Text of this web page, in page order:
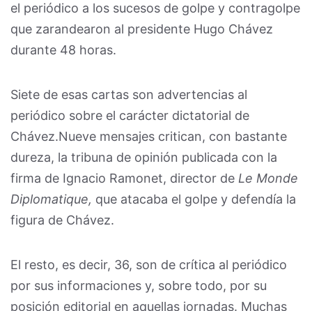
el periódico a los sucesos de golpe y contragolpe
que zarandearon al presidente Hugo Chávez
durante 48 horas.
Siete de esas cartas son advertencias al
periódico sobre el carácter dictatorial de
Chávez.Nueve mensajes critican, con bastante
dureza, la tribuna de opinión publicada con la
firma de Ignacio Ramonet, director de Le Monde
Diplomatique, que atacaba el golpe y defendía la
figura de Chávez.
El resto, es decir, 36, son de crítica al periódico
por sus informaciones y, sobre todo, por su
posición editorial en aquellas jornadas. Muchas